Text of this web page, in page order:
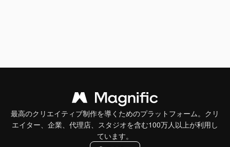
最高のクリエイティブ制作を導くためのプラットフォーム。クリ
エイター、企業、代理店、スタジオを含む100万人以上が利用し
ています。